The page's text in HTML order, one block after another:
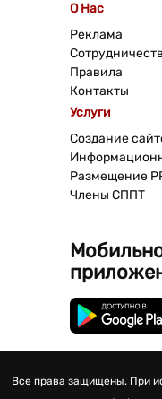
О Нас
Реклама
Правила
Контакты
Услуги
Создание
Размещение
Члены СППТ
Все права защищены. При